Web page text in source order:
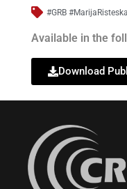
#GRB
Available in the
Download